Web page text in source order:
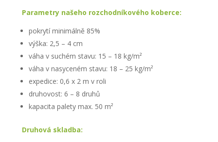
Parametry našeho rozchodníkového koberce:
pokrytí minimálně 85%
výška: 2,5 – 4 cm
váha v suchém stavu: 15 – 18 kg/m²
váha v nasyceném stavu: 18 – 25 kg/m²
expedice: 0,6 x 2 m v roli
druhovost: 6 – 8 druhů
kapacita palety max. 50 m²
Druhová skladba: